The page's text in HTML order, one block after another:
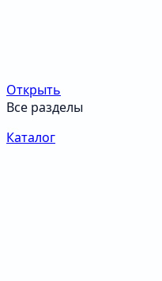
Открыть
Все разделы
Каталог